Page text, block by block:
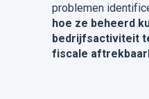
problemen
hoe ze beheerd
bedrijfsactiviteit
fiscale